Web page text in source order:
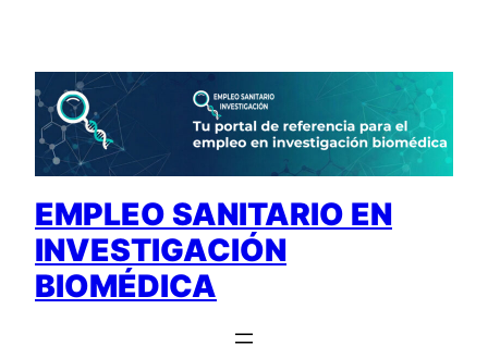
contenido
EMPLEO SANITARIO EN
INVESTIGACIÓN
BIOMÉDICA